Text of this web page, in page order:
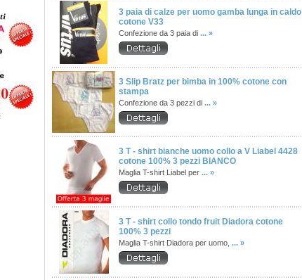
3 paia di calze per uomo gamba lunga in caldo
cotone V33
Confezione da 3 paia di ... »
3 Slip Bratz per bimba in 100% cotone con
stampa
Confezione da 3 pezzi di ... »
3 T - shirt bianche uomo collo a V Liabel 4428
cotone 100% 3 pezzi BIANCO
Maglia T-shirt Liabel per ... »
3 T - shirt collo tondo fruit Diadora cotone
100% 3 pezzi
Maglia T-shirt Diadora per uomo, ... »